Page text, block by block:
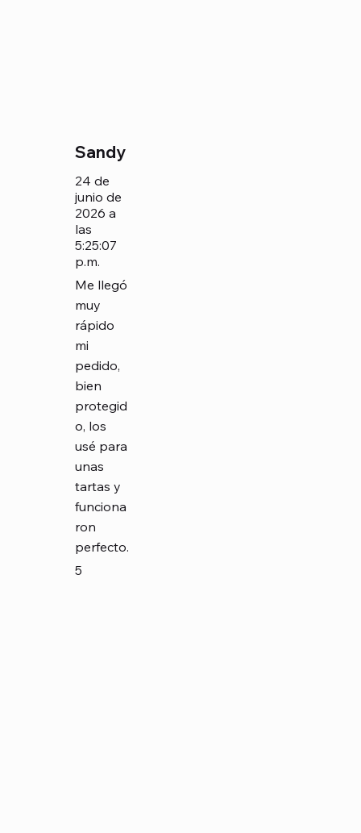
Sandy
24 de
junio de
2026 a
las
5:25:07
p.m.
Me llegó
muy
rápido
mi
pedido,
bien
protegid
o, los
usé para
unas
tartas y
funciona
ron
perfecto.
5